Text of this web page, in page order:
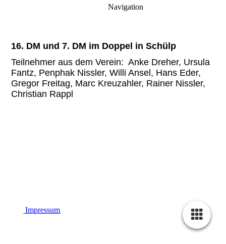
Navigation
16. DM und 7. DM im Doppel in Schülp
Teilnehmer aus dem Verein: Anke Dreher, Ursula
Fantz, Penphak Nissler, Willi Ansel, Hans Eder,
Gregor Freitag, Marc Kreuzahler, Rainer Nissler,
Christian Rappl
Impressum